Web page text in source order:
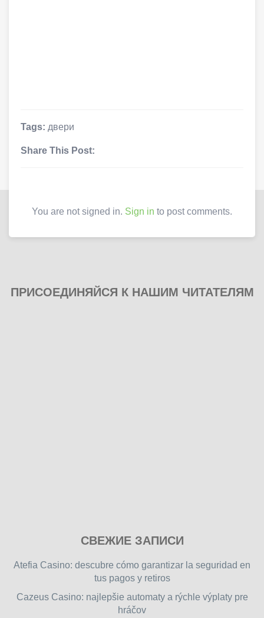
Tags: двери
Share This Post:
You are not signed in. Sign in to post comments.
ПРИСОЕДИНЯЙСЯ К НАШИМ ЧИТАТЕЛЯМ
free
games
СВЕЖИЕ ЗАПИСИ
Atefia Casino: descubre cómo garantizar la seguridad en
tus pagos y retiros
Cazeus Casino: najlepšie automaty a rýchle výplaty pre
hráčov